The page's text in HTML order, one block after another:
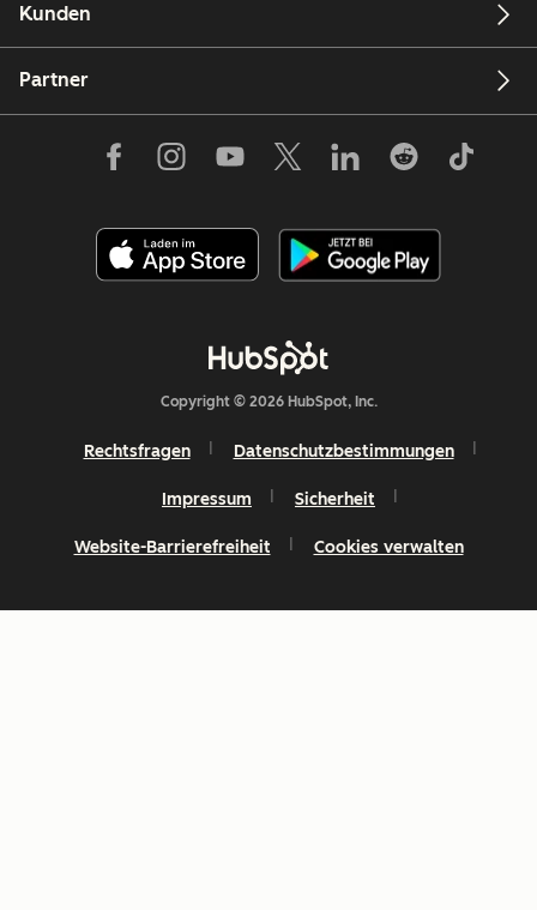
Kunden
Partner
Copyright © 2026 HubSpot, Inc.
Rechtsfragen Datenschutzbestimmungen
Impressum Sicherheit
Website-Barrierefreiheit Cookies verwalten